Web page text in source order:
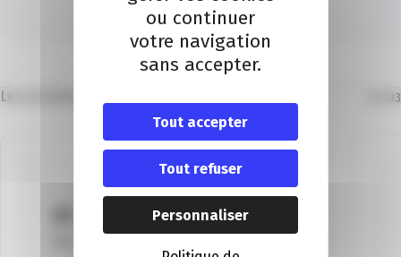
Itinéraire
Les prochains évènements 03
ou continuer
votre navigation
sans accepter.
Tout accepter
Tout refuser
Personnaliser